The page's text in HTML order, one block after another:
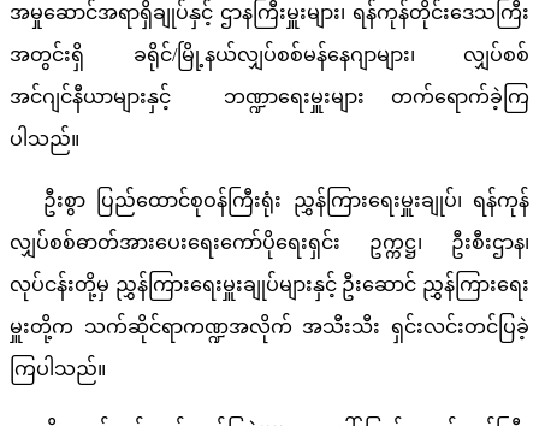
အမှုဆောင်အရာရှိချုပ်နှင့် ဌာနကြီးမှူးများ၊ ရန်ကုန်တိုင်းဒေသကြီး
အတွင်းရှိ ခရိုင်/မြို့နယ်လျှပ်စစ်မန်နေဂျာများ၊ လျှပ်စစ်
အင်ဂျင်နီယာများနှင့် ဘဏ္ဍာရေးမှူးများ တက်ရောက်ခဲ့ကြ
ပါသည်။
ဦးစွာ ပြည်ထောင်စုဝန်ကြီးရုံး ညွှန်ကြားရေးမှူးချုပ်၊ ရန်ကုန်
လျှပ်စစ်ဓာတ်အားပေးရေးကော်ပိုရေးရှင်း ဥက္ကဋ္ဌ၊ ဦးစီးဌာန၊
လုပ်ငန်းတို့မှ ညွှန်ကြားရေးမှူးချုပ်များနှင့် ဦးဆောင် ညွှန်ကြားရေး
မှူးတို့က သက်ဆိုင်ရာကဏ္ဍအလိုက် အသီးသီး ရှင်းလင်းတင်ပြခဲ့
ကြပါသည်။